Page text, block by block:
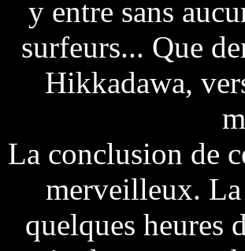
y entre sans
surfeurs... Que
Hikkadawa,
La conclusion de
merveilleux. La
quelques heures